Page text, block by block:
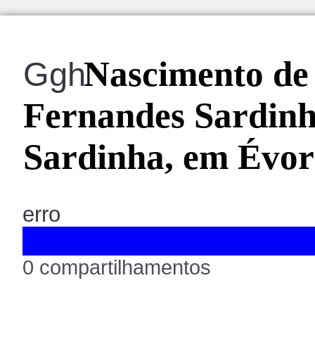
GghNascimento
Fernandes
Sardinha, em
erro
0 compartilhamentos